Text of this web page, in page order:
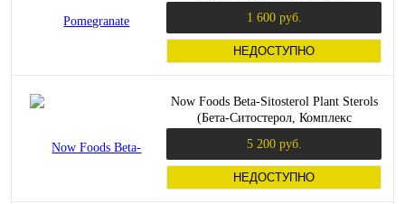
1 600 руб.
НЕДОСТУПНО
Now Foods Beta-Sitosterol Plant Sterols
(Бета-Ситостерол, Комплекс
мягких капсул
5 200 руб.
НЕДОСТУПНО